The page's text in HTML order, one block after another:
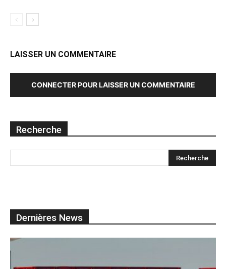
LAISSER UN COMMENTAIRE
CONNECTER POUR LAISSER UN COMMENTAIRE
Recherche
Dernières News